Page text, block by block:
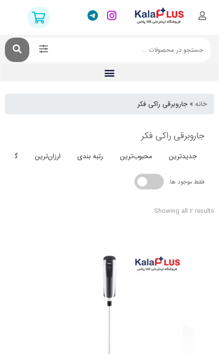
جاروبرقی راکی فکر
راکی فکر
محبوب‌ترین رتبه بندی ارزان‌ترین گران‌ترین
ها:
Showing